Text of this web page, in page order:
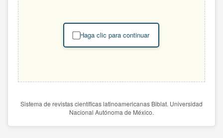
Haga clic para continuar
Sistema de revistas científicas latinoamericanas Biblat. Universidad
Nacional Autónoma de México.